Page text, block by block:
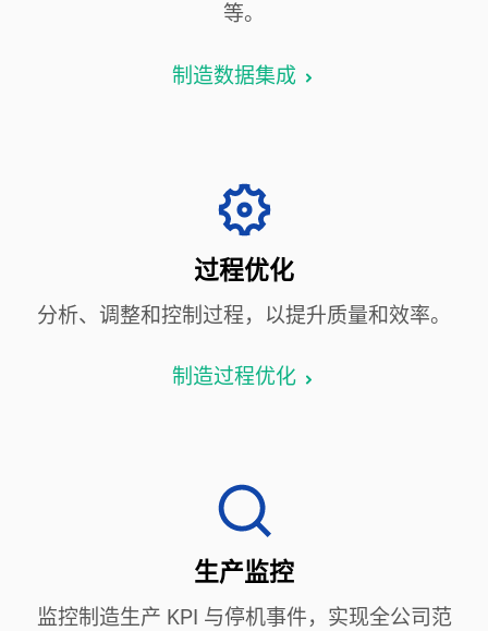
等。
制造数据集成
过程优化
分析、调整和控制过程，以提升质量和效率。
制造过程优化
生产监控
监控制造生产 KPI 与停机事件，实现全公司范